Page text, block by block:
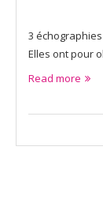
3
Elles ont pour
Read more